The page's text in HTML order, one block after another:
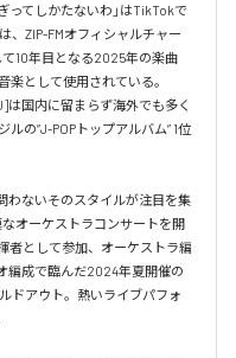
ってしかたないわ」はTikTokで
、ZIP-FMオフィシャルチャー
て10年目となる2025年の楽曲
楽として使用されている。
国内に留まらず海外でも多く
の”J-POPトップアルバム” 1位
わないそのスタイルが注目を集
オーケストラコンサートを開
者として参加、オーケストラ編
編成で臨んだ2024年夏開催の
ドアウト。熱いライブパフォ